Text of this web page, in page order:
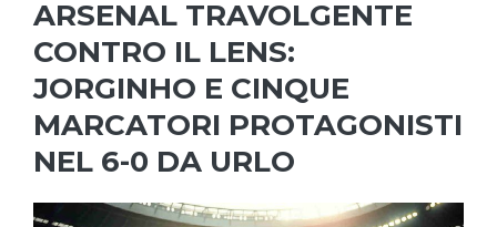
ARSENAL TRAVOLGENTE
CONTRO IL LENS:
JORGINHO E CINQUE
MARCATORI PROTAGONISTI
NEL 6-0 DA URLO